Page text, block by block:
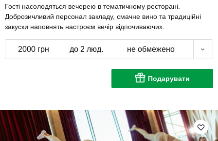
Гості насолодяться вечерею в тематичному ресторані.
Доброзичливий персонал закладу, смачне вино та традиційні
закуски наповнять настроєм вечір відпочиваючих.
2000 грн до 2 люд. не обмежено
Подарувати